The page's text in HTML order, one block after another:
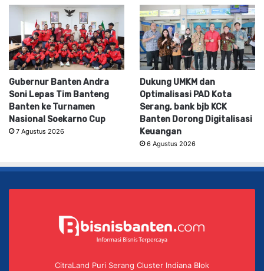
Gubernur Banten Andra
Soni Lepas Tim Banteng
Banten ke Turnamen
Nasional Soekarno Cup
7 Agustus 2026
Dukung UMKM dan
Optimalisasi PAD Kota
Serang, bank bjb KCK
Banten Dorong Digitalisasi
Keuangan
6 Agustus 2026
CitraLand Puri Serang Cluster Indiana Blok